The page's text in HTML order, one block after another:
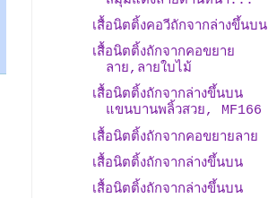
เสื้อนิตติ้งคอวีถักจากล่างขึ้นบน
เสื้อนิตติ้งถักจากคอขยาย
ลาย,ลายใบไม้
เสื้อนิตติ้งถักจากล่างขึ้นบน
แขนบานพลิ้วสวย, MF166
เสื้อนิตติ้งถักจากคอขยายลาย
เสื้อนิตติ้งถักจากล่างขึ้นบน
เสื้อนิตติ้งถักจากล่างขึ้นบน